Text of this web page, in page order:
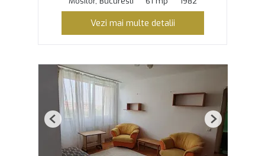
Vezi mai multe detalii
Previous Next